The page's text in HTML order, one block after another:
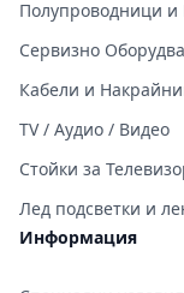
Полупроводници
Сервизно
Кабели и
TV / Аудио / Видео
Стойки за
Лед подсветки и
Информация